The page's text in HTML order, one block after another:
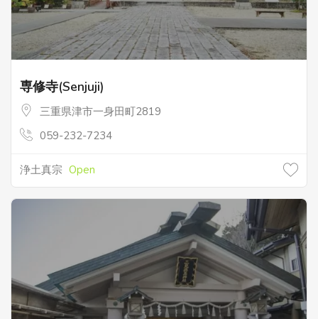
専修寺(Senjuji)
三重県津市一身田町2819
059-232-7234
浄土真宗 Open